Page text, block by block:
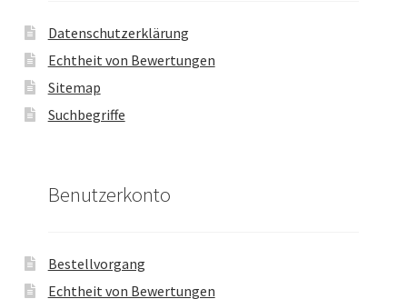
Datenschutzerklärung
Echtheit von Bewertungen
Sitemap
Suchbegriffe
Benutzerkonto
Bestellvorgang
Echtheit von Bewertungen